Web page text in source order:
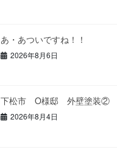
あ・あついですね！！
2026年8月6日
下松市 O様邸 外壁塗装②
2026年8月4日